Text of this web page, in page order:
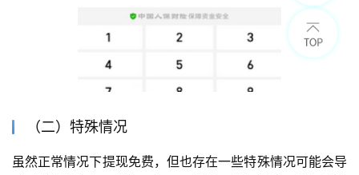
（二）特殊情况
虽然正常情况下提现免费，但也存在一些特殊情况可能会导